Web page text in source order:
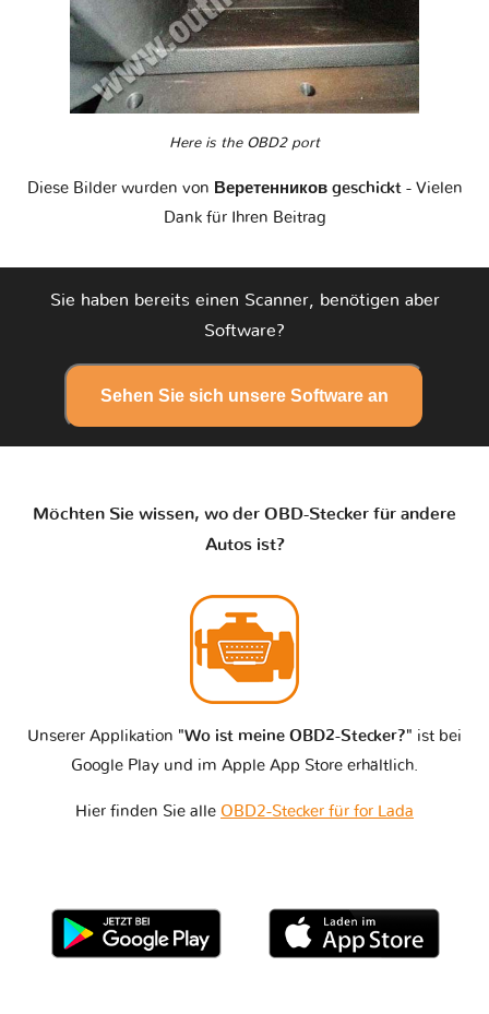
Here is the OBD2 port
Diese Bilder wurden von Веретенников geschickt - Vielen
Dank für Ihren Beitrag
Sie haben bereits einen Scanner, benötigen aber
Software?
Sehen Sie sich unsere Software an
Möchten Sie wissen, wo der OBD-Stecker für andere
Autos ist?
Unserer Applikation "Wo ist meine OBD2-Stecker?" ist bei
Google Play und im Apple App Store erhältlich.
Hier finden Sie alle OBD2-Stecker für for Lada